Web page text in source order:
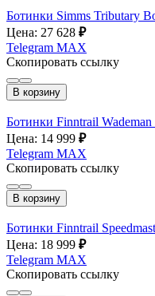
Ботинки Simms Tributary
Цена: 27 628 ₽
Telegram MAX
Скопировать ссылку
В корзину
Ботинки Finntrail Wademan
Цена: 14 999 ₽
Telegram MAX
Скопировать ссылку
В корзину
Ботинки Finntrail
Цена: 18 999 ₽
Telegram MAX
Скопировать ссылку